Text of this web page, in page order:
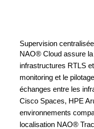
Supervision
NAO® Cloud assure
infrastructures RTLS
monitoring et le
échanges entre les
Cisco Spaces, HPE
environnements
localisation NAO®